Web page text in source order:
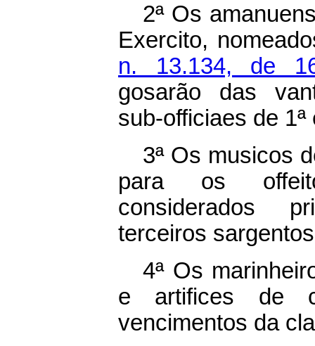
2ª Os
Exercito,
n. 13.134, de
gosarão das
sub-officiaes de 1ª
3ª Os musicos
para os
considerados
terceiros
4ª Os
e artifices de
vencimentos da